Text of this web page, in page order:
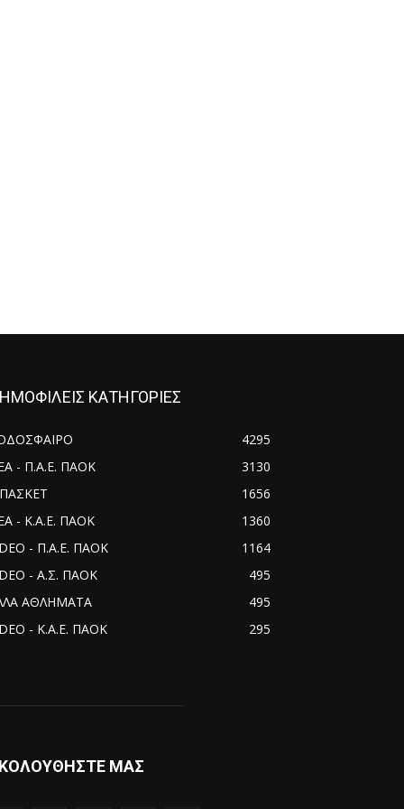
ΚΑΤΗΓΟΡΙΕΣ
4295
- Π.Α.Ε. ΠΑΟΚ
3130
1656
- Κ.Α.Ε. ΠΑΟΚ
1360
- Π.Α.Ε. ΠΑΟΚ
1164
- Α.Σ. ΠΑΟΚ
495
ΑΘΛΗΜΑΤΑ
495
- Κ.Α.Ε. ΠΑΟΚ
295
ΜΑΣ